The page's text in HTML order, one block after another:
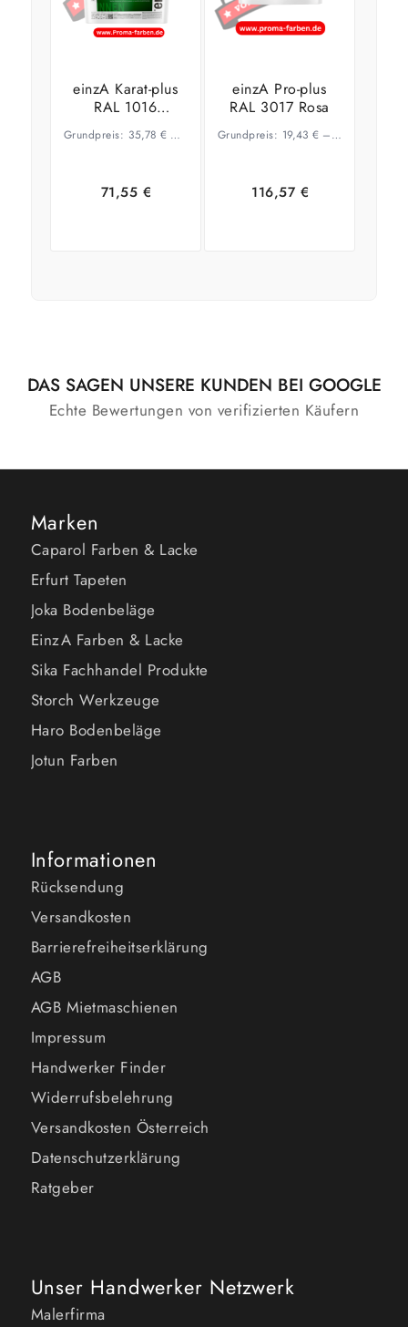
einzA Karat-plus
RAL 1016
Schwefelgelb
Grundpreis: 35,78 €– €/l
71,55 €
einzA Pro-plus
RAL 3017 Rosa
Grundpreis: 19,43 €– 14,68
116,57 €
DAS SAGEN UNSERE KUNDEN BEI GOOGLE
Echte Bewertungen von verifizierten Käufern
Marken
Caparol Farben & Lacke
Erfurt Tapeten
Joka Bodenbeläge
EinzA Farben & Lacke
Sika Fachhandel Produkte
Storch Werkzeuge
Haro Bodenbeläge
Jotun Farben
Informationen
Rücksendung
Versandkosten
Barrierefreiheitserklärung
AGB
AGB Mietmaschienen
Impressum
Handwerker Finder
Widerrufsbelehrung
Versandkosten Österreich
Datenschutzerklärung
Ratgeber
Unser Handwerker Netzwerk
Malerfirma